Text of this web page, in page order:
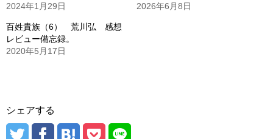
2024年1月29日
2026年6月8日
百姓貴族（6） 荒川弘 感想
レビュー備忘録。
2020年5月17日
シェアする